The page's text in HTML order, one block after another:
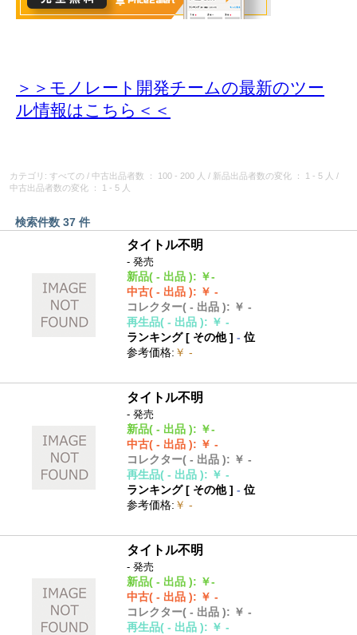
＞＞モノレート開発チームの最新のツー
ル情報はこちら＜＜
カテゴリ: すべての / 中古出品者数 ： 100 - 200 人 / 新品出品者数の変化 ： 1 - 5 人 /
中古出品者数の変化
： 1 - 5 人
検索件数 37 件
タイトル不明
- 発売
新品( - 出品 ): ￥-
中古( - 出品 ): ￥ -
コレクター( - 出品 ): ￥ -
再生品( - 出品 ): ￥ -
ランキング [ その他]- 位
参考価格: ￥ -
タイトル不明
- 発売
新品( - 出品 ): ￥-
中古( - 出品 ): ￥ -
コレクター( - 出品 ): ￥ -
再生品( - 出品 ): ￥ -
ランキング [ その他]- 位
参考価格: ￥ -
タイトル不明
- 発売
新品( - 出品 ): ￥-
中古( - 出品 ): ￥ -
コレクター( - 出品 ): ￥ -
再生品( - 出品 ): ￥ -